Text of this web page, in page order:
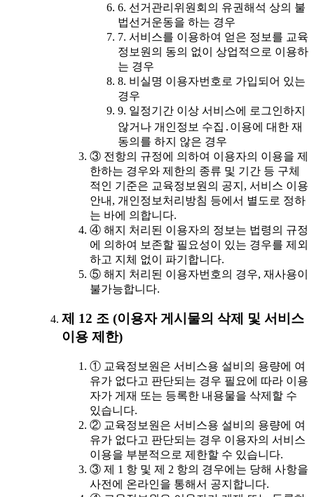
6. 선거관리위원회의 유권해석 상의 불
법선거운동을 하는 경우
7. 서비스를 이용하여 얻은 정보를 교육
정보원의 동의 없이 상업적으로 이용하
는 경우
8. 비실명 이용자번호로 가입되어 있는
경우
9. 일정기간 이상 서비스에 로그인하지
않거나 개인정보 수집․이용에 대한 재
동의를 하지 않은 경우
③ 전항의 규정에 의하여 이용자의 이용을 제
한하는 경우와 제한의 종류 및 기간 등 구체
적인 기준은 교육정보원의 공지, 서비스 이용
안내, 개인정보처리방침 등에서 별도로 정하
는 바에 의합니다.
④ 해지 처리된 이용자의 정보는 법령의 규정
에 의하여 보존할 필요성이 있는 경우를 제외
하고 지체 없이 파기합니다.
⑤ 해지 처리된 이용자번호의 경우, 재사용이
불가능합니다.
제 12 조 (이용자 게시물의 삭제 및 서비스
이용 제한)
① 교육정보원은 서비스용 설비의 용량에 여
유가 없다고 판단되는 경우 필요에 따라 이용
자가 게재 또는 등록한 내용물을 삭제할 수
있습니다.
② 교육정보원은 서비스용 설비의 용량에 여
유가 없다고 판단되는 경우 이용자의 서비스
이용을 부분적으로 제한할 수 있습니다.
③ 제 1 항 및 제 2 항의 경우에는 당해 사항을
사전에 온라인을 통해서 공지합니다.